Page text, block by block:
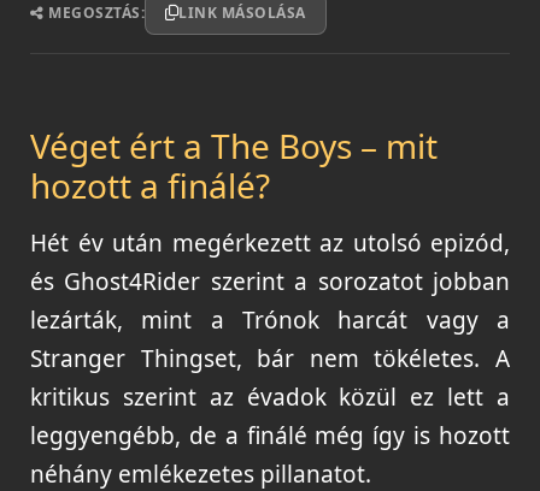
MEGOSZTÁS: LINK MÁSOLÁSA
Véget ért a The Boys – mit
hozott a finálé?
Hét év után megérkezett az utolsó epizód,
és Ghost4Rider szerint a sorozatot jobban
lezárták, mint a Trónok harcát vagy a
Stranger Thingset, bár nem tökéletes. A
kritikus szerint az évadok közül ez lett a
leggyengébb, de a finálé még így is hozott
néhány emlékezetes pillanatot.